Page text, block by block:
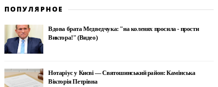
ПОПУЛЯРНОЕ
Вдова брата Медведчука: "на коленях просила - прости
Виктора!" (Видео)
Нотаріус у Києві — Святошинський район: Камінська
Вікторія Петрівна